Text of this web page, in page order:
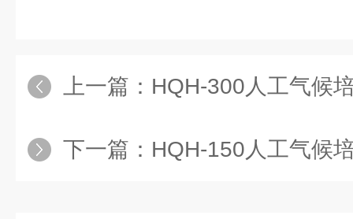
上一篇： HQH-300人工气候培
下一篇： HQH-150人工气候培